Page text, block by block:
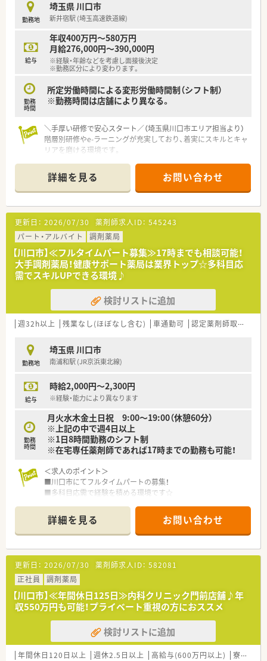
■ヘルシー＆ビューティ事業では化粧品・健康食品・サプリメン
トを自社開発をしており、患者様の要望に合わせてＰＢブランド
の販売も行っています♪
＜充実の福利厚生＞
■単身のお住まいの方には借上社宅・住宅手当がございます。
■全国転勤可能な方は会社負担で5万円の補助があり、エリア限
定で働きたい方も33歳11ヶ月まで家賃2万円の手当がございま
す♪
■単身で家賃補助のある会社をお探しの方にオススメです☆
ゾートマンション・保養所など、長く就業頂けるよう制度が充実
しています。
＜キャリアアップを目指せる環境＞
■独立採算制の薬局運営で収益を追っていくスタイルのため、店
舗運営なども学べる環境です。
■薬局長のみならず、エリアマネージャーや安全管理・教育担当
マネージャー、店舗開発マネージャー、商品開発マネージャーな
ど、多様なキャリアがあるのも魅力です☆
■経営陣のほとんどが薬剤師のため、入社後のフォローアップも
充実！
エリア毎に「上席薬剤師」という現場のスペシャリストが配置さ
れ、気軽に相談することができます♪
■専門医療機関連携薬局でのがん・糖尿病などの認定資格取得も
推進しています！
勤務地
埼玉県 川口市
新井宿駅 (埼玉高速鉄道線)
給与
年収400万円～580万円
月給276,000円～390,000円
※経験・年齢などを考慮し面接後決定
※勤務区分により変わります。
勤務
時間
所定労働時間による変形労働時間制（シフト制）
※勤務時間は店舗により異なる。
＼手厚い研修で安心スタート／（埼玉県川口市エリア担当より）
階層別研修やe-ラーニングが充実しており、着実にスキルとキャ
リアを磨ける環境です。
【店舗情報と応需状況について】
■新井宿駅から徒歩10分の場所に位置しており、毎日の通勤に
も便利な好立地環境です。
■主に小児科や内科の処方箋を1日約60枚ほど応需しており、在
宅業務にも対応しています。
■薬剤師は常時2名体制で、協力しながらスムーズに業務を進め
ることができる環境です。
【勤務実態について】
■年間休日は約120日確保されており、有給休暇は1時間単位で
柔軟に取得が可能です。
■残業の平均時間が少なく、ワークライフバランスを大切にしな
がら働くことができます。
■育児休業取得後の復帰率が高く、子育て中の薬剤師も多数活躍
【想定されるキャリアイメージ】
■段階的な社内研修を通じて、未経験からでも着実に知識とスキ
■将来的には店舗の管理薬剤師やエリアマネージャーなどへの
ステップアップが可能です。
な視点を学ぶこともできます。
【こんな取り組みをしています】
■患者様の身近で寄り添い、健康づくりを総合的に支援するかか
■充実したe-ラーニングシステムを無料で提供し、社員の自己研
鑽を積極的にサポートします。
■薬局業務に集中できるよう、各店舗の特性に合わせた最新の調
剤機器を導入しています。
詳細を見る お問い合わせ
更新日： 2026/07/30 薬剤師求人ID： 545243
パート・アルバイト
調剤薬局
【川口市】≪フルタイムパート募集≫17時までも相談可能！
大手調剤薬局！健康サポート薬局は業界トップ☆多科目応
需でスキルUPできる環境♪
検討リストに追加
週32h以上 残業なし(ほぼなし含む) 車通勤可 認定薬剤師取得支援あり
勤務地
埼玉県 川口市
南浦和駅 (JR京浜東北線)
給与
時給2,000円～2,300円
※経験・能力により異なります
勤務
時間
月火水木金土日祝 9:00～19:00（休憩60分）
※上記の中で週4日以上
※1日8時間勤務のシフト制
※在宅専任薬剤師であれば17時までの勤務も可能！
＜求人のポイント＞
■川口市にてフルタイムパートの募集！
■多科目応需で経験を積める環境です☆
■とても明るい雰囲気で、毎日和気あいあいとしている環境です
♪
■大手調剤薬局で福利厚生・経営も安定で安心です☆
■人財を大切にするアットホームな雰囲気です♪
<こんな会社です>
■福岡県本社で全国43都道府県に店舗展開しております。
開業支援まで行っているため、医療機関との関係も良好で「医薬
連携」の取組みとして積極的にコミュニケーションを図っていま
す。
■将来を見据えた薬局経営
健康サポート薬局の届出数も全国1位で要望や健康に貢献するか
かりつけ薬局・かかりつけ薬剤師を目指しております。
■研修制度も充実
詳細を見る お問い合わせ
更新日： 2026/07/30 薬剤師求人ID： 582081
正社員
調剤薬局
【川口市】≪年間休日125日≫内科クリニック門前店舗♪年
収550万円も可能！プライベート重視の方におススメ
検討リストに追加
年間休日120日以上 週休2.5日以上 高給与(600万円以上) 寮・借上社宅あり